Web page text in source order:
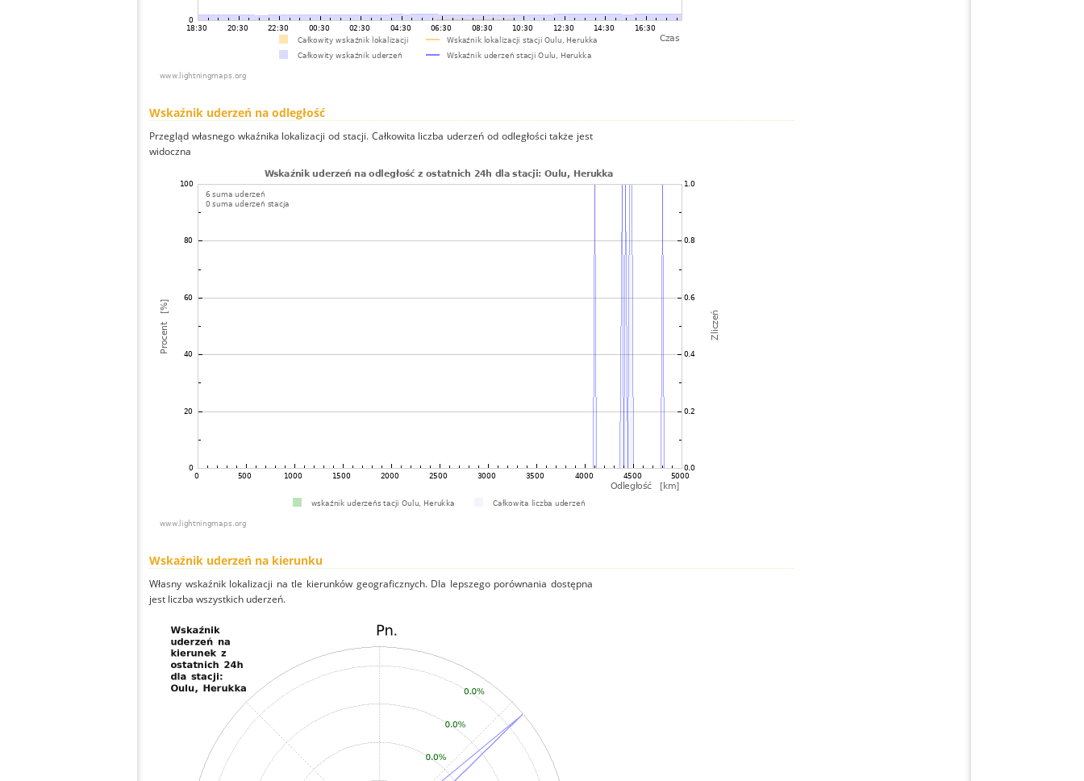
Wskaźnik uderzeń na odległość
Przegląd własnego wkaźnika lokalizacji od stacji. Całkowita liczba uderzeń od odległości także jest
widoczna
Wskaźnik uderzeń na kierunku
Własny wskaźnik lokalizacji na tle kierunków geograficznych. Dla lepszego porównania dostępna
jest liczba wszystkich uderzeń.